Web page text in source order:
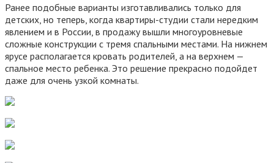
Ранее подобные варианты изготавливались только для
детских, но теперь, когда квартиры-студии стали нередким
явлением и в России, в продажу вышли многоуровневые
сложные конструкции с тремя спальными местами. На нижнем
ярусе располагается кровать родителей, а на верхнем —
спальное место ребенка. Это решение прекрасно подойдет
даже для очень узкой комнаты.